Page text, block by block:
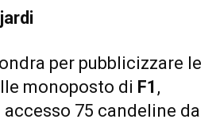
per pubblicizzare le
monoposto di F1 ,
accesso 75 candeline da